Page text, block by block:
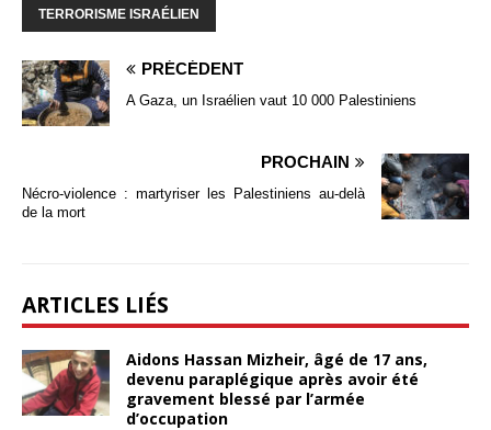
TERRORISME ISRAÉLIEN
PRÉCÉDENT
A Gaza, un Israélien vaut 10 000 Palestiniens
PROCHAIN
Nécro-violence : martyriser les Palestiniens au-delà
de la mort
ARTICLES LIÉS
Aidons Hassan Mizheir, âgé de 17 ans,
devenu paraplégique après avoir été
gravement blessé par l’armée
d’occupation